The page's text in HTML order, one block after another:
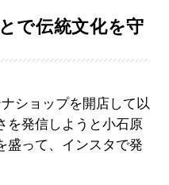
で伝統文化を守
ショップを開店して以
を発信しようと小石原
盛って、インスタで発